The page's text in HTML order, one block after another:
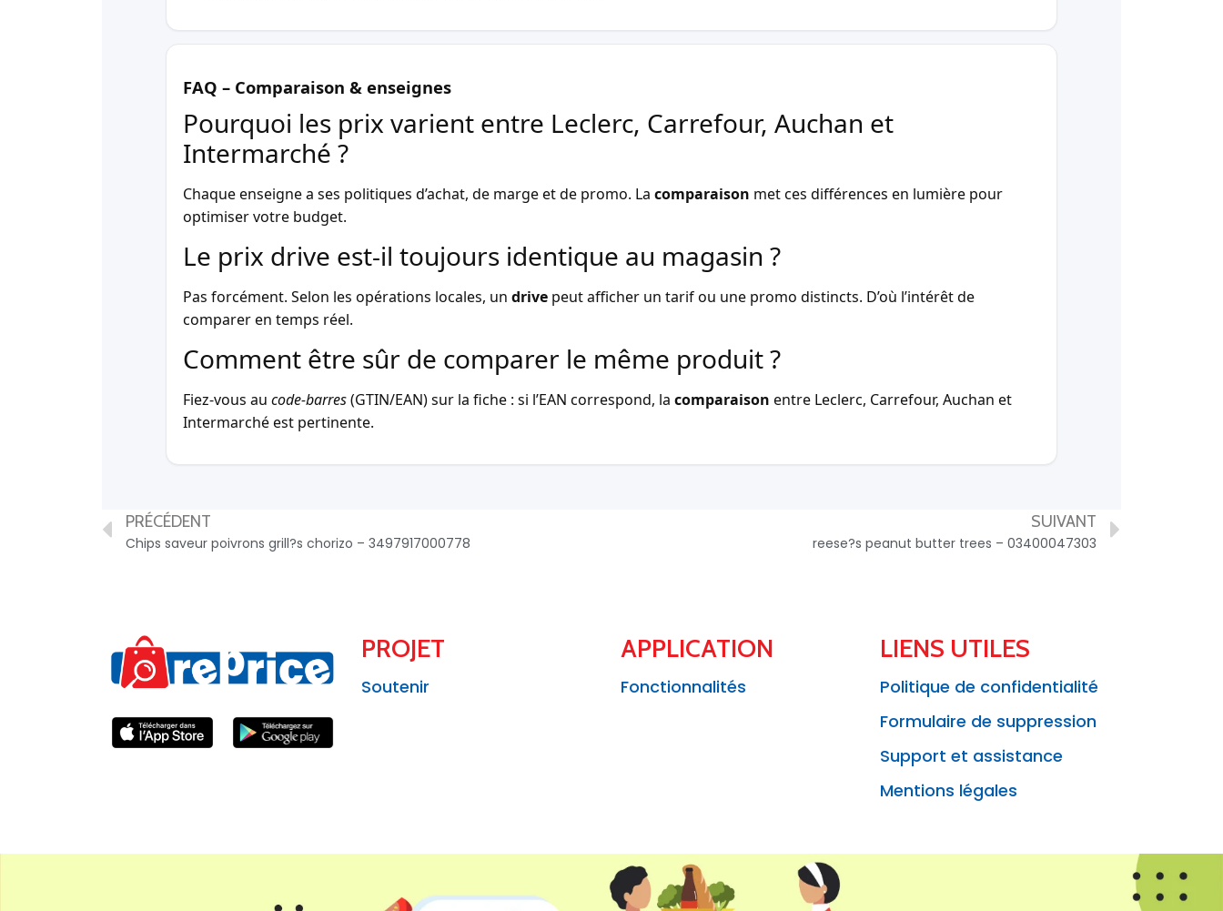
FAQ – Comparaison & enseignes
Pourquoi les prix varient entre Leclerc, Carrefour, Auchan et
Intermarché ?
Chaque enseigne a ses politiques d’achat, de marge et de promo. La comparaison met ces différences en lumière pour
optimiser votre budget.
Le prix drive est-il toujours identique au magasin ?
Pas forcément. Selon les opérations locales, un drive peut afficher un tarif ou une promo distincts. D’où l’intérêt de
comparer en temps réel.
Comment être sûr de comparer le même produit ?
Fiez-vous au code-barres(GTIN/EAN) sur la fiche : si l’EAN correspond, la comparaison entre Leclerc, Carrefour, Auchan et
Intermarché est pertinente.
PRÉCÉDENT
Chips saveur poivrons grill?s chorizo – 3497917000778
SUIVANT
reese?s peanut butter trees – 03400047303
PROJET
Soutenir
APPLICATION
Fonctionnalités
LIENS UTILES
Politique de confidentialité
Formulaire de suppression
Support et assistance
Mentions légales